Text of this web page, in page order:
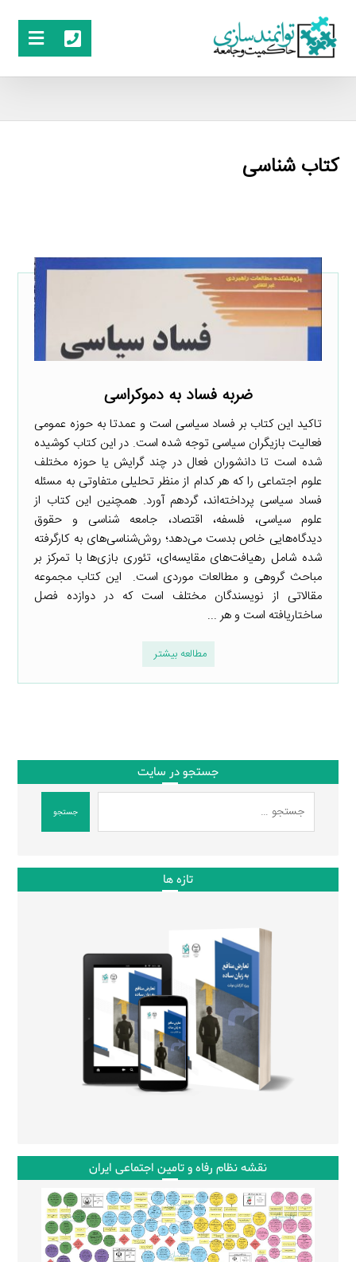
کتاب شناسی
ضربه فساد به دموکراسی
تاکید این کتاب بر فساد سیاسی است و عمدتا به حوزه عمومی
فعالیت بازیگران سیاسی توجه شده است. در این کتاب کوشیده
شده است تا دانشوران فعال در چند گرایش یا حوزه مختلف
علوم اجتماعی را که هر کدام از منظر تحلیلی متفاوتی به مسئله
فساد سیاسی پرداخته‌اند، گرد‌هم آورد. همچنین این کتاب از
علوم سیاسی، فلسفه، اقتصاد، جامعه شناسی و حقوق
دیدگاه‌هایی خاص بدست می‌دهد؛ روش‌شناسی‌های به کارگرفته
شده شامل رهیافت‌های مقایسه‌ای، تئوری بازی‌ها با تمرکز بر
مباحث گروهی و مطالعات موردی است. این کتاب مجموعه
مقالاتی از نویسندگان مختلف است که در دوازده فصل
ساختاریافته است و هر ...
مطالعه بیشتر
جستجو در سایت
جستجو
تازه ها
نقشه نظام رفاه و تامین اجتماعی ایران